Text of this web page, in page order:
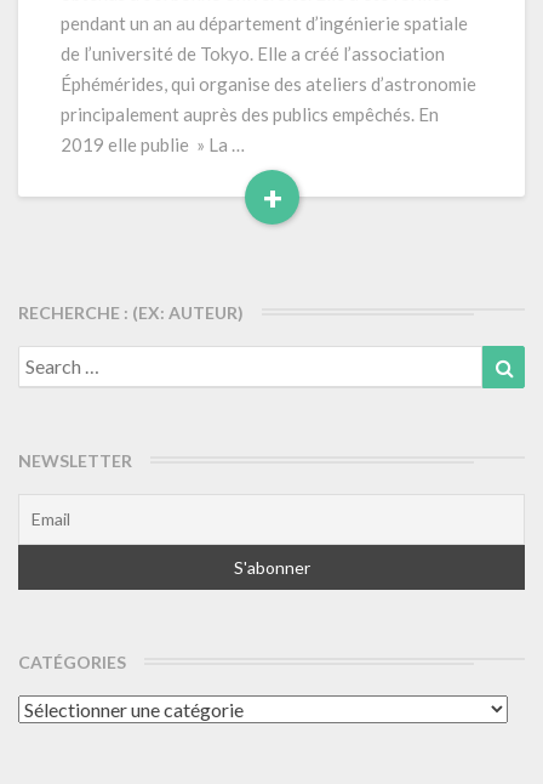
»
(2019)
pendant un an au département d’ingénierie spatiale
de l’université de Tokyo. Elle a créé l’association
Éphémérides, qui organise des ateliers d’astronomie
principalement auprès des publics empêchés. En
2019 elle publie » La …
+
Read
RECHERCHE : (EX: AUTEUR)
Search
for:
NEWSLETTER
CATÉGORIES
Catégories